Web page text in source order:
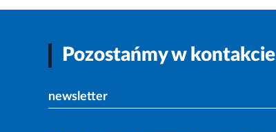
Pozostańmy w kontakcie
newsletter